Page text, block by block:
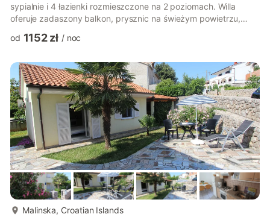
sypialnie i 4 łazienki rozmieszczone na 2 poziomach. Willa
oferuje zadaszony balkon, prysznic na świeżym powietrzu,
parkingowe i wszystko inne, czego potrzeba do beztroskich
od 1152 zł / noc
Malinska, Croatian Islands